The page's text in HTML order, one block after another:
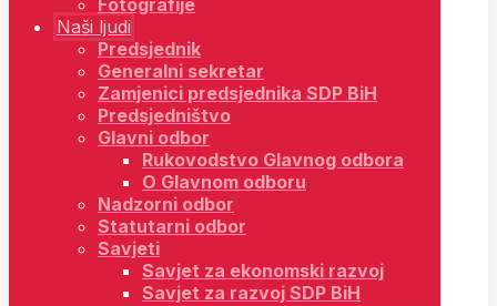
Fotografije
Naši ljudi
Predsjednik
Generalni sekretar
Zamjenici predsjednika SDP BiH
Predsjedništvo
Glavni odbor
Rukovodstvo Glavnog odbora
O Glavnom odboru
Nadzorni odbor
Statutarni odbor
Savjeti
Savjet za ekonomski razvoj
Savjet za razvoj SDP BiH